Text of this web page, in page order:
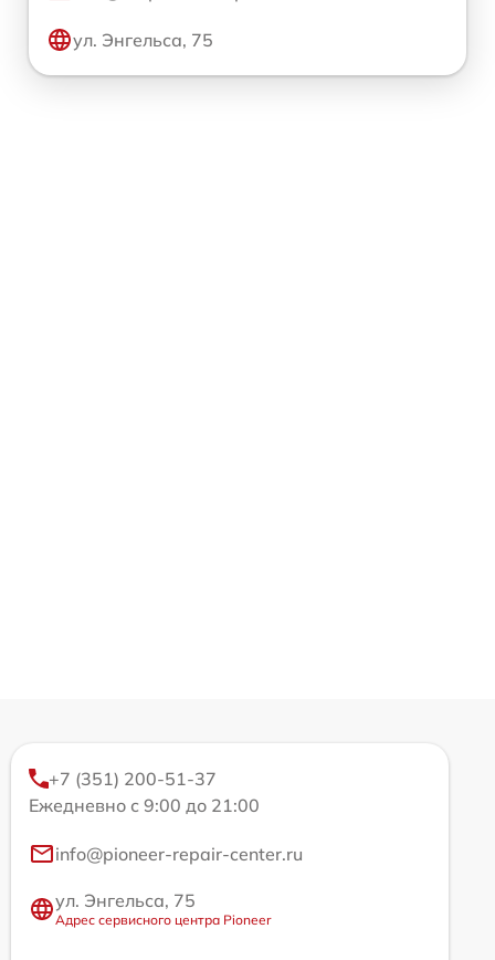
ул. Энгельса, 75
+7 (351) 200-51-37
Ежедневно с 9:00 до 21:00
info@pioneer-repair-center.ru
ул. Энгельса, 75
Адрес сервисного центра Pioneer